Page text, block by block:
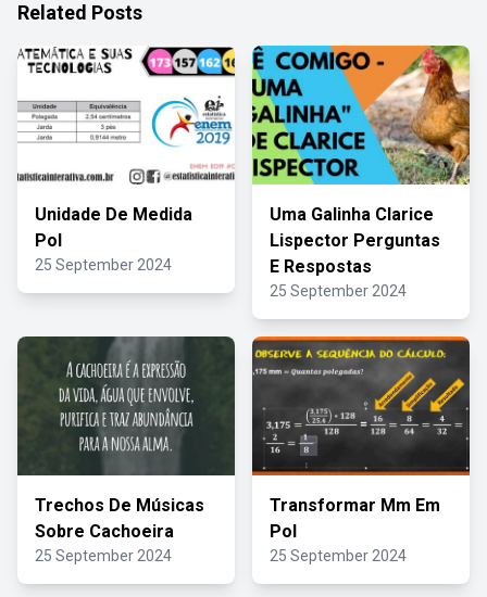
Related Posts
Unidade De Medida
Pol
25 September 2024
Uma Galinha Clarice
Lispector Perguntas
E Respostas
25 September 2024
Trechos De Músicas
Sobre Cachoeira
25 September 2024
Transformar Mm Em
Pol
25 September 2024